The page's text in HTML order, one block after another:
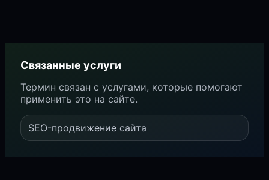
Связанные услуги
Термин связан с услугами, которые помогают
применить это на сайте.
SEO-продвижение сайта